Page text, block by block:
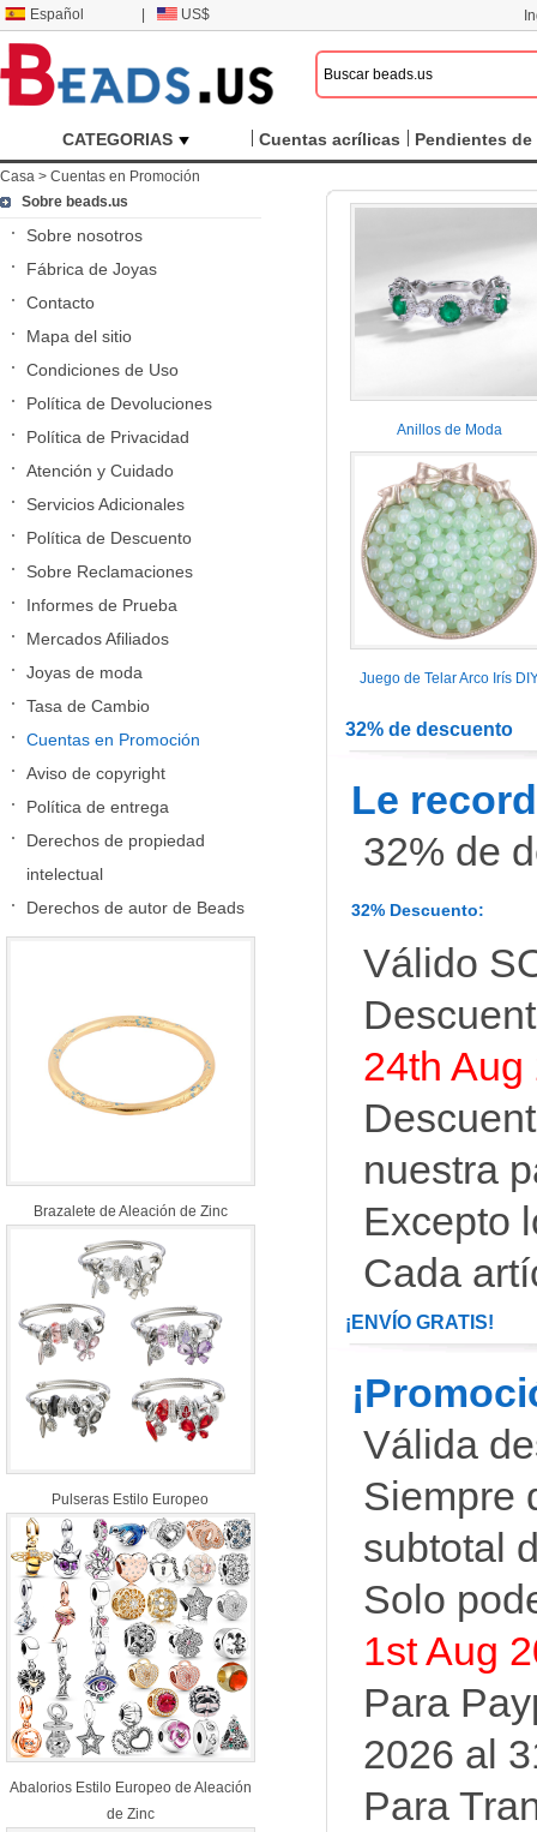
Español US$
CATEGORIAS Cuentas acrílicas Pendientes
Casa > Cuentas en Promoción
Sobre beads.us
Sobre nosotros
Fábrica de Joyas
Contacto
Mapa del sitio
Condiciones de Uso
Política de Devoluciones
Política de Privacidad
Atención y Cuidado
Servicios Adicionales
Política de Descuento
Sobre Reclamaciones
Informes de Prueba
Mercados Afiliados
Joyas de moda
Tasa de Cambio
Cuentas en Promoción
Aviso de copyright
Política de entrega
Derechos de propiedad
intelectual
Derechos de autor de Beads
Brazalete de Aleación de Zinc
Pulseras Estilo Europeo
Abalorios Estilo Europeo de Aleación
de Zinc
Anillos de Moda
Juego de Telar Arco Irís
32% de descuento
Le
32% de
32% Descuento:
Válido
24th Aug
nuestra
Excepto
Cada
¡ENVÍO GRATIS!
Válida
Siempre
subtotal
Solo
1st Aug
Para
2026 al
Para